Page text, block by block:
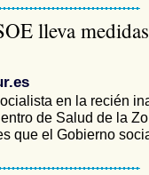
lleva
en la recién
de Salud de la
que el Gobierno